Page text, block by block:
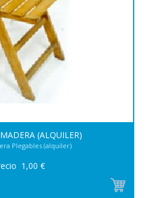
(ALQUILER)
Plegables (alquiler)
1,00 €